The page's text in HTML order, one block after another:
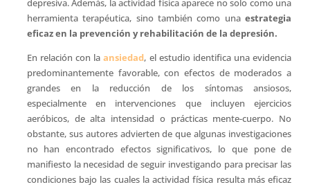
depresiva. Además, la actividad física aparece no solo como una
herramienta terapéutica, sino también como unaestrategia
eficaz en la prevención y rehabilitación de la depresión.
En relación con laansiedad, el estudio identifica una evidencia
predominantemente favorable, con efectos de moderados a
grandes en la reducción de los síntomas ansiosos,
especialmente en intervenciones que incluyen ejercicios
aeróbicos, de alta intensidad o prácticas mente-cuerpo. No
obstante, sus autores advierten de que algunas investigaciones
no han encontrado efectos significativos, lo que pone de
manifiesto la necesidad de seguir investigando para precisar las
condiciones bajo las cuales la actividad física resulta más eficaz